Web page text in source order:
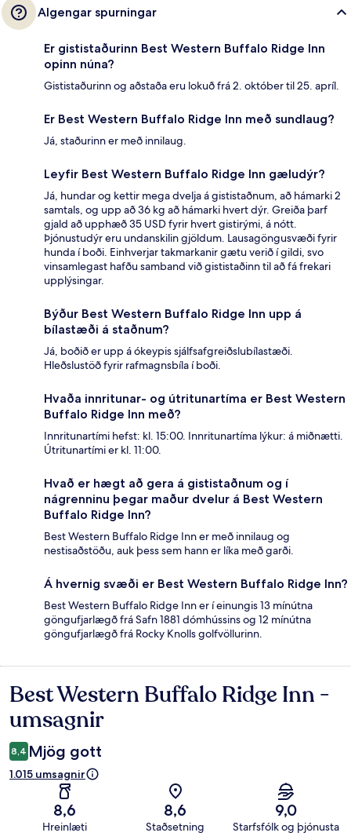
Algengar spurningar
Er gististaðurinn Best Western Buffalo Ridge Inn
opinn núna?
Gististaðurinn og aðstaða eru lokuð frá 2. október til 25. apríl.
Er Best Western Buffalo Ridge Inn með sundlaug?
Já, staðurinn er með innilaug.
Leyfir Best Western Buffalo Ridge Inn gæludýr?
Já, hundar og kettir mega dvelja á gististaðnum, að hámarki 2
samtals, og upp að 36 kg að hámarki hvert dýr. Greiða þarf
gjald að upphæð 35 USD fyrir hvert gistirými, á nótt.
Þjónustudýr eru undanskilin gjöldum. Lausagöngusvæði fyrir
hunda í boði. Einhverjar takmarkanir gætu verið í gildi, svo
vinsamlegast hafðu samband við gististaðinn til að fá frekari
upplýsingar.
Býður Best Western Buffalo Ridge Inn upp á
bílastæði á staðnum?
Já, boðið er upp á ókeypis sjálfsafgreiðslubílastæði.
Hleðslustöð fyrir rafmagnsbíla í boði.
Hvaða innritunar- og útritunartíma er Best Western
Buffalo Ridge Inn með?
Innritunartími hefst: kl. 15:00. Innritunartíma lýkur: á miðnætti.
Útritunartími er kl. 11:00.
Hvað er hægt að gera á gististaðnum og í
nágrenninu þegar maður dvelur á Best Western
Buffalo Ridge Inn?
Best Western Buffalo Ridge Inn er með innilaug og
nestisaðstöðu, auk þess sem hann er líka með garði.
Á hvernig svæði er Best Western Buffalo Ridge Inn?
Best Western Buffalo Ridge Inn er í einungis 13 mínútna
göngufjarlægð frá Safn 1881 dómhússins og 12 mínútna
göngufjarlægð frá Rocky Knolls golfvöllurinn.
Umsagnir
Best Western Buffalo Ridge Inn -
umsagnir
8,4 Mjög gott
1.015 umsagnir
8,6
Hreinlæti
8,6
Staðsetning
9,0
Starfsfólk og þjónusta